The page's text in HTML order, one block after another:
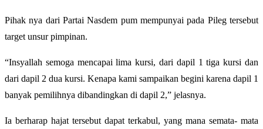
Pihak nya dari Partai Nasdem pum mempunyai pada Pileg tersebut
target unsur pimpinan.
“Insyallah semoga mencapai lima kursi, dari dapil 1 tiga kursi dan
dari dapil 2 dua kursi. Kenapa kami sampaikan begini karena dapil 1
banyak pemilihnya dibandingkan di dapil 2,” jelasnya.
Ia berharap hajat tersebut dapat terkabul, yang mana semata- mata